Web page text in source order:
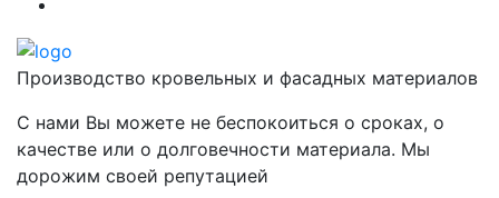
Производство кровельных и фасадных материалов
С нами Вы можете не беспокоиться о сроках, о
качестве или о долговечности материала. Мы
дорожим своей репутацией